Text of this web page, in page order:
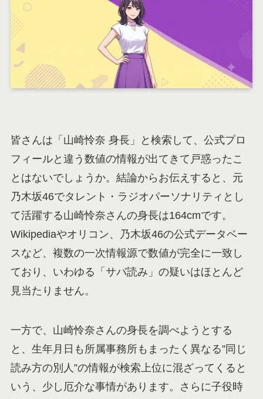
皆さんは「山崎怜奈 身長」と検索して、公式プロ
フィールと違う数値の情報が出てきて戸惑ったこ
とはないでしょうか。結論からお伝えすると、元
乃木坂46でタレント・ラジオパーソナリティとし
て活躍する山崎怜奈さんの身長は164cmです。
Wikipediaやオリコン、乃木坂46の公式データベー
スなど、複数の一次情報源で数値が完全に一致し
ており、いわゆる「サバ読み」の疑いはほとんど
見当たりません。
一方で、山崎怜奈さんの身長を調べようとする
と、生年月日も所属事務所もまったく異なる”同じ
読み方の別人”の情報が検索上位に混ざってくると
いう、少し厄介な事情があります。さらに子役時